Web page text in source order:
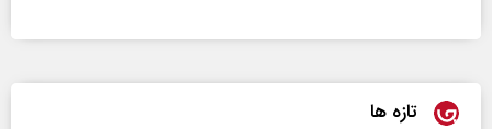
تازه ها